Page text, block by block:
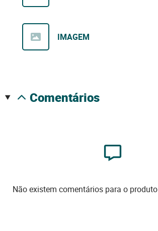
IMAGEM
comentários
Não existem comentários para o produto